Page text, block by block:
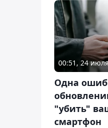
00:51, 24
Одна
"убить"
смартфон